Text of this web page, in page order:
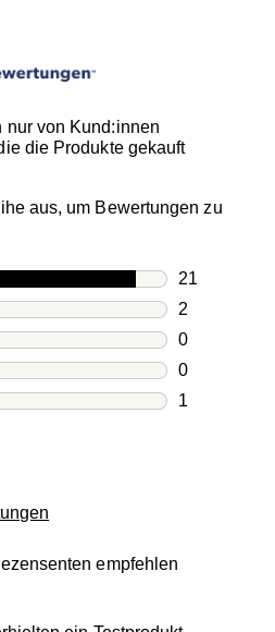
nur von Kund:innen
die Produkte gekauft
aus, um Bewertungen zu
21
21
2
2
0
0
0
0
1
empfehlen